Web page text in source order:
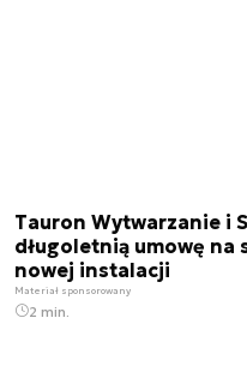
Tauron Wytwarzanie i
długoletnią umowę na
nowej instalacji
Materiał sponsorowany
2 min.